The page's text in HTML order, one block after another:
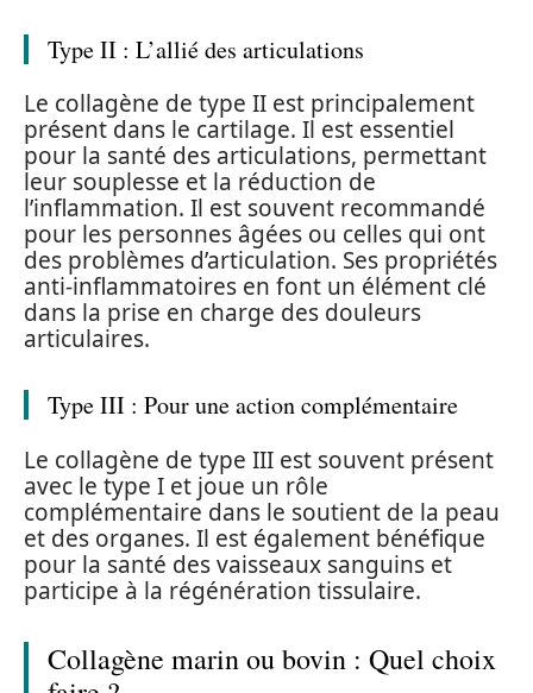
Type II : L’allié des articulations
Le collagène de type II est principalement
présent dans le cartilage. Il est essentiel
pour la santé des articulations, permettant
leur souplesse et la réduction de
l’inflammation. Il est souvent recommandé
pour les personnes âgées ou celles qui ont
des problèmes d’articulation. Ses propriétés
anti-inflammatoires en font un élément clé
dans la prise en charge des douleurs
articulaires.
Type III : Pour une action complémentaire
Le collagène de type III est souvent présent
avec le type I et joue un rôle
complémentaire dans le soutient de la peau
et des organes. Il est également bénéfique
pour la santé des vaisseaux sanguins et
participe à la régénération tissulaire.
Collagène marin ou bovin : Quel choix